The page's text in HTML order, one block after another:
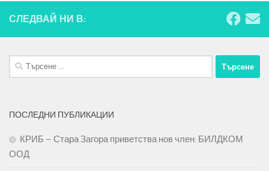
СЛЕДВАЙ НИ В:
Търсене
за:
ПОСЛЕДНИ ПУБЛИКАЦИИ
КРИБ – Стара Загора приветства нов член: БИЛДКОМ
ООД